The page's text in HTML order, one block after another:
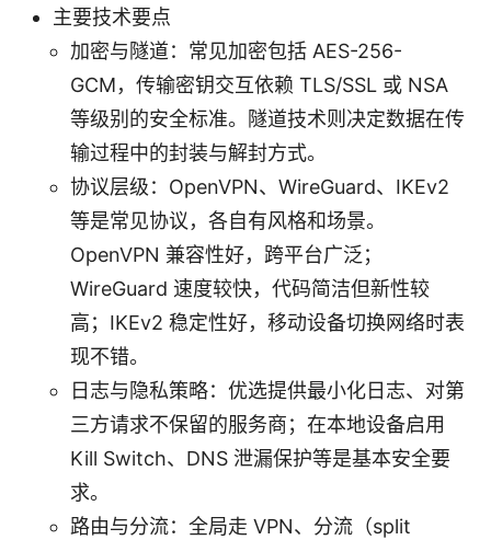
主要技术要点
加密与隧道：常见加密包括 AES-256-
GCM，传输密钥交互依赖 TLS/SSL 或 NSA
等级别的安全标准。隧道技术则决定数据在传
输过程中的封装与解封方式。
协议层级：OpenVPN、WireGuard、IKEv2
等是常见协议，各自有风格和场景。
OpenVPN 兼容性好，跨平台广泛；
WireGuard 速度较快，代码简洁但新性较
高；IKEv2 稳定性好，移动设备切换网络时表
现不错。
日志与隐私策略：优选提供最小化日志、对第
三方请求不保留的服务商；在本地设备启用
Kill Switch、DNS 泄漏保护等是基本安全要
求。
路由与分流：全局走 VPN、分流（split